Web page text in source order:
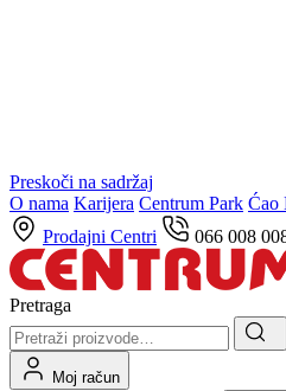
Preskoči na sadržaj
O nama Karijera Centrum Park Ćao
Prodajni Centri
066 008
Pretraga
Moj račun